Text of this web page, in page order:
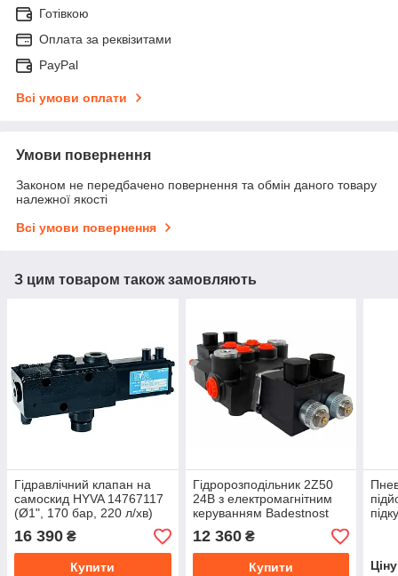
Готівкою
Оплата за реквізитами
PayPal
Всі умови оплати
Умови повернення
Законом не передбачено повернення та обмін даного товару
належної якості
Всі умови повернення
З цим товаром також замовляють
Гідравлічний клапан на
самоскид HYVA 14767117
(Ø1", 170 бар, 220 л/хв)
16 390 ₴
Купити
Гідророзподільник 2Z50
24В з електромагнітним
керуванням Badestnost
12 360₴
Купити